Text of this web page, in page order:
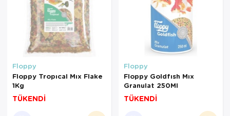
Floppy
Floppy Tropıcal Mıx Flake
1Kg
TÜKENDİ
Floppy
Floppy Goldfısh Mıx
Granulat 250Ml
TÜKENDİ